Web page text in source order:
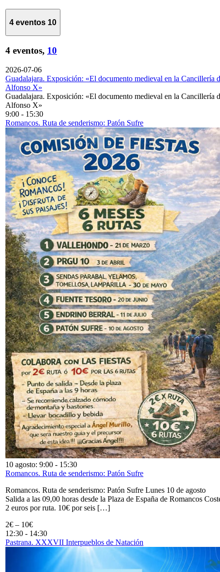
4 eventos 10
4 eventos, 10
2026-07-06
Guadalajara. Exposición: «El documento medieval en la Cancillería
Alfonso X»
Guadalajara. Exposición: «El documento medieval en la Cancillería
Alfonso X»
9:00 - 15:30
Romancos. Ruta de senderismo: Patón Sufre
10 agosto: 9:00 - 15:30
Romancos. Ruta de senderismo: Patón Sufre
Romancos. Ruta de senderismo: Patón Sufre Lunes 10 de agosto
Salida a las 09,00 horas desde la Plaza de España de Romancos
2 euros por ruta. 10€ por seis […]
2€ – 10€
12:30 - 14:30
Pastrana. XXXVII Interpueblos de Natación